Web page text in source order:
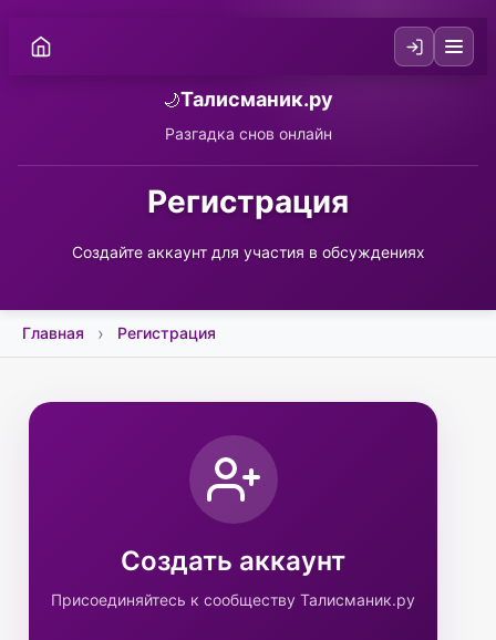
🌙Талисманик.ру
Разгадка снов онлайн
Регистрация
Создайте аккаунт для участия в обсуждениях
Главная Регистрация
Создать аккаунт
Присоединяйтесь к сообществу Талисманик.ру